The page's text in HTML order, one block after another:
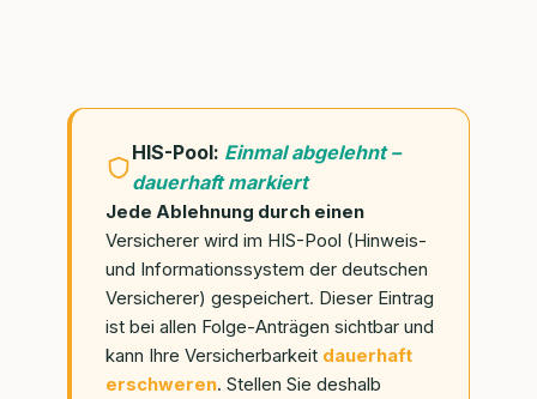
HIS-Pool: Einmal abgelehnt –
dauerhaft markiert
Jede Ablehnung durch einen
Versicherer wird im HIS-Pool (Hinweis-
und Informationssystem der deutschen
Versicherer) gespeichert. Dieser Eintrag
ist bei allen Folge-Anträgen sichtbar und
kann Ihre Versicherbarkeit dauerhaft
erschweren. Stellen Sie deshalb